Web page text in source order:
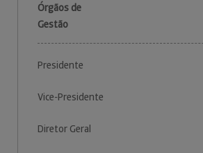
Órgãos de
Gestão
Presidente
Vice-Presidente
Diretor Geral